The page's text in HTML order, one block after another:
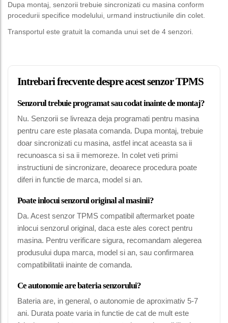
Dupa montaj, senzorii trebuie sincronizati cu masina conform
procedurii specifice modelului, urmand instructiunile din colet.
Transportul este gratuit la comanda unui set de 4 senzori.
Intrebari frecvente despre acest senzor TPMS
Senzorul trebuie programat sau codat inainte de montaj?
Nu. Senzorii se livreaza deja programati pentru masina
pentru care este plasata comanda. Dupa montaj, trebuie
doar sincronizati cu masina, astfel incat aceasta sa ii
recunoasca si sa ii memoreze. In colet veti primi
instructiuni de sincronizare, deoarece procedura poate
diferi in functie de marca, model si an.
Poate inlocui senzorul original al masinii?
Da. Acest senzor TPMS compatibil aftermarket poate
inlocui senzorul original, daca este ales corect pentru
masina. Pentru verificare sigura, recomandam alegerea
produsului dupa marca, model si an, sau confirmarea
compatibilitatii inainte de comanda.
Ce autonomie are bateria senzorului?
Bateria are, in general, o autonomie de aproximativ 5-7
ani. Durata poate varia in functie de cat de mult este